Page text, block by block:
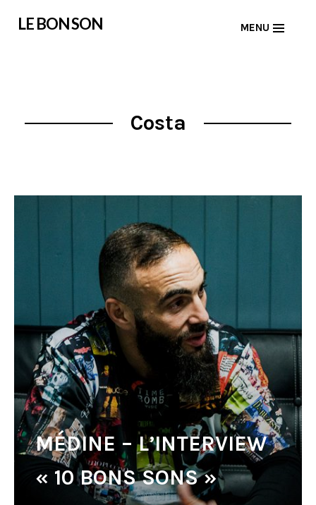
LE BON SON MENU
Costa
MÉDINE – L’INTERVIEW
« 10 BONS SONS »